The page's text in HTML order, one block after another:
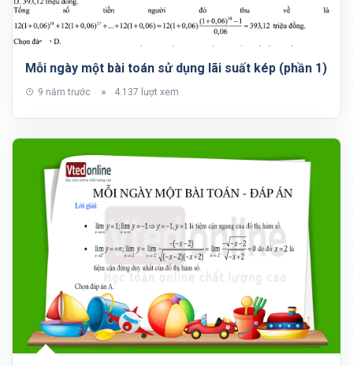
Mỗi ngày một bài toán sử dụng lãi suất kép (phần 1)
9 năm trước 4.137 lượt xem